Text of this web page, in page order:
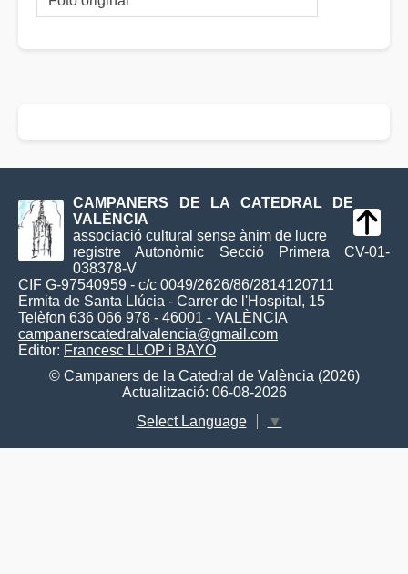
CAMPANERS DE LA CATEDRAL DE
VALÈNCIA
associació cultural sense ànim de lucre
registre Autonòmic Secció Primera CV-01-
038378-V
CIF G-97540959 - c/c 0049/2626/86/2814120711
Ermita de Santa Llúcia - Carrer de l'Hospital, 15
Telèfon 636 066 978 - 46001 - VALÈNCIA
campanerscatedralvalencia@gmail.com
Editor: Francesc LLOP i BAYO
© Campaners de la Catedral de València (2026)
Actualització: 06-08-2026
Select Language
▼